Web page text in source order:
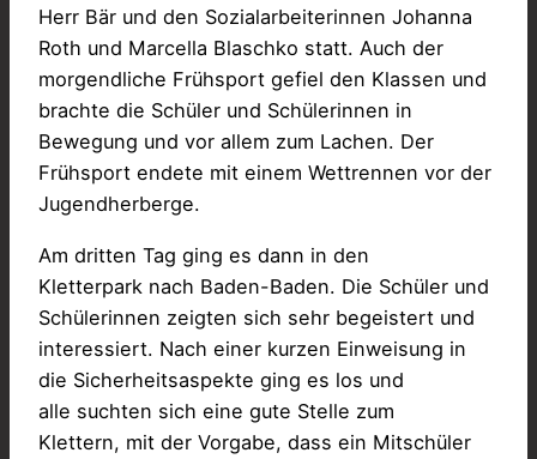
Herr Bär und den Sozialarbeiterinnen Johanna
Roth und Marcella Blaschko statt. Auch der
morgendliche Frühsport gefiel den Klassen und
brachte die Schüler und Schülerinnen in
Bewegung und vor allem zum Lachen. Der
Frühsport endete mit einem Wettrennen vor der
Jugendherberge.
Am dritten Tag ging es dann in den
Kletterpark nach Baden-Baden. Die Schüler und
Schülerinnen zeigten sich sehr begeistert und
interessiert. Nach einer kurzen Einweisung in
die Sicherheitsaspekte ging es los und
alle suchten sich eine gute Stelle zum
Klettern, mit der Vorgabe, dass ein Mitschüler